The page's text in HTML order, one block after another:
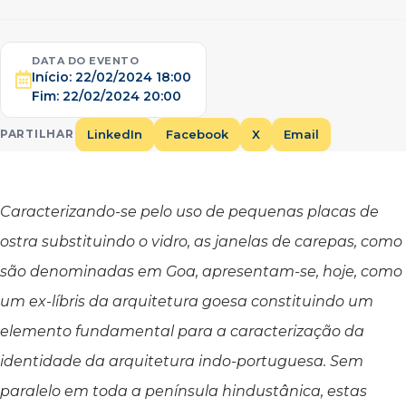
DATA DO EVENTO
Início: 22/02/2024 18:00
Fim: 22/02/2024 20:00
PARTILHAR LinkedIn Facebook X Email
Caracterizando-se pelo uso de pequenas placas de
ostra substituindo o vidro, as janelas de carepas, como
são denominadas em Goa, apresentam-se, hoje, como
um ex-líbris da arquitetura goesa constituindo um
elemento fundamental para a caracterização da
identidade da arquitetura indo-portuguesa. Sem
paralelo em toda a península hindustânica, estas